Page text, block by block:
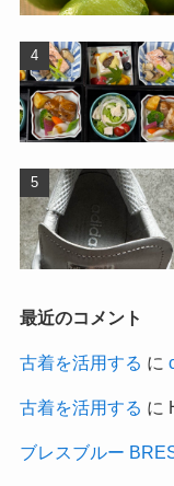
最近のコメント
古着を活用する に
古着を活用する に
ブレスブルー